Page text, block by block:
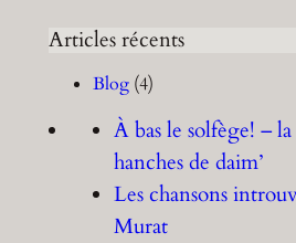
Articles récents
Blog(4)
À bas le solfège! – la
hanches de daim’
Les chansons
Murat